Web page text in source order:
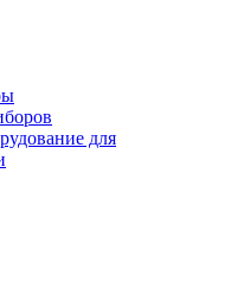
для